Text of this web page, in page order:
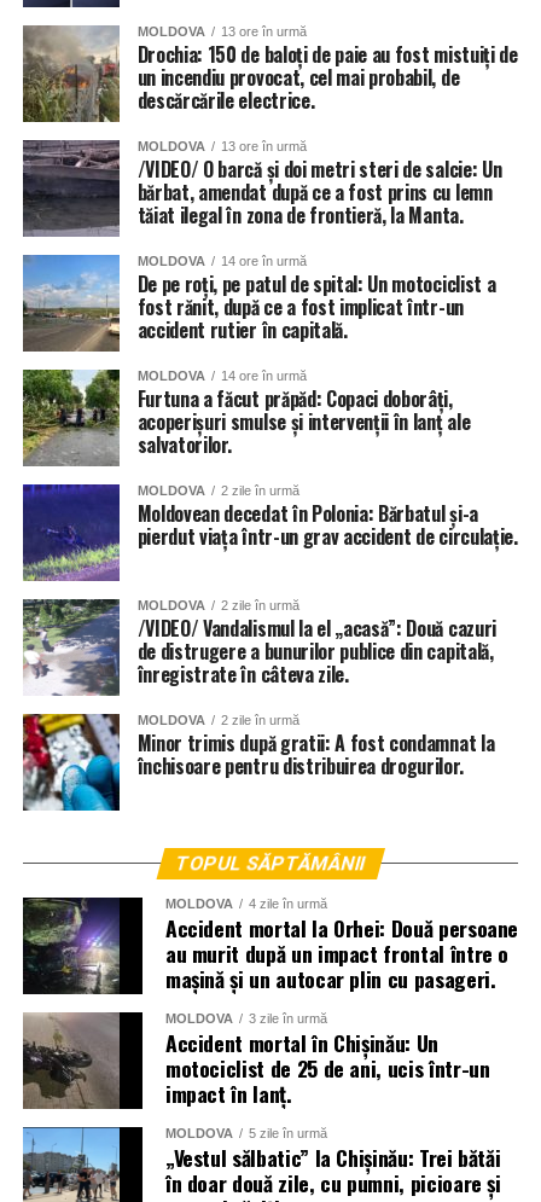
MOLDOVA 13 ore în urmă
Drochia: 150 de baloți de paie au fost mistuiți de
un incendiu provocat, cel mai probabil, de
descărcările electrice.
MOLDOVA 13 ore în urmă
/VIDEO/ O barcă și doi metri steri de salcie: Un
bărbat, amendat după ce a fost prins cu lemn
tăiat ilegal în zona de frontieră, la Manta.
MOLDOVA 14 ore în urmă
De pe roți, pe patul de spital: Un motociclist a
fost rănit, după ce a fost implicat într-un
accident rutier în capitală.
MOLDOVA 14 ore în urmă
Furtuna a făcut prăpăd: Copaci doborâți,
acoperișuri smulse și intervenții în lanț ale
salvatorilor.
MOLDOVA 2 zile în urmă
Moldovean decedat în Polonia: Bărbatul și-a
pierdut viața într-un grav accident de circulație.
MOLDOVA 2 zile în urmă
/VIDEO/ Vandalismul la el „acasă”: Două cazuri
de distrugere a bunurilor publice din capitală,
înregistrate în câteva zile.
MOLDOVA 2 zile în urmă
Minor trimis după gratii: A fost condamnat la
închisoare pentru distribuirea drogurilor.
TOPUL SĂPTĂMÂNII
MOLDOVA 4 zile în urmă
Accident mortal la Orhei: Două persoane
au murit după un impact frontal între o
mașină și un autocar plin cu pasageri.
MOLDOVA 3 zile în urmă
Accident mortal în Chișinău: Un
motociclist de 25 de ani, ucis într-un
impact în lanț.
MOLDOVA 5 zile în urmă
„Vestul sălbatic” la Chișinău: Trei bătăi
în doar două zile, cu pumni, picioare și